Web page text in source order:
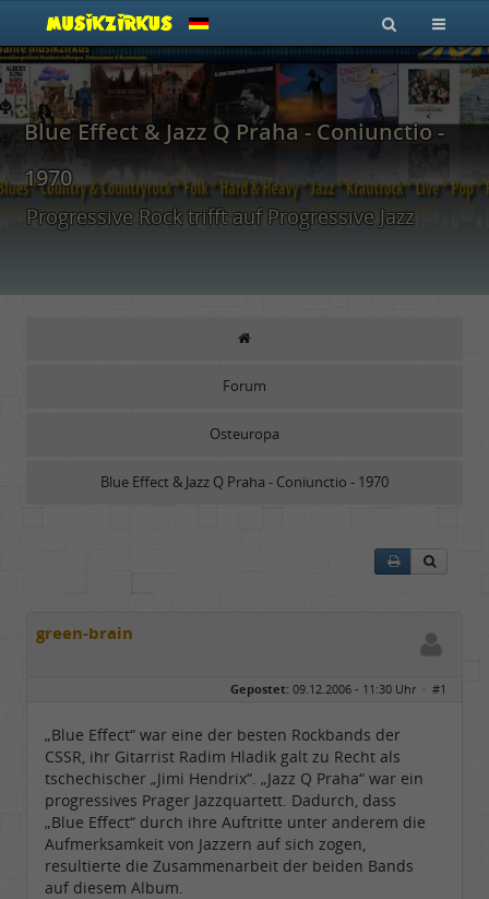
Blue Effect & Jazz Q Praha - Coniunctio -
1970
Progressive Rock trifft auf Progressive Jazz
Forum
Osteuropa
Blue Effect & Jazz Q Praha - Coniunctio - 1970
green-brain
Gepostet: 09.12.2006 - 11:30 Uhr · #1
„Blue Effect“ war eine der besten Rockbands der
CSSR, ihr Gitarrist Radim Hladik galt zu Recht als
tschechischer „Jimi Hendrix“. „Jazz Q Praha“ war ein
progressives Prager Jazzquartett. Dadurch, dass
„Blue Effect“ durch ihre Auftritte unter anderem die
Aufmerksamkeit von Jazzern auf sich zogen,
resultierte die Zusammenarbeit der beiden Bands
auf diesem Album.